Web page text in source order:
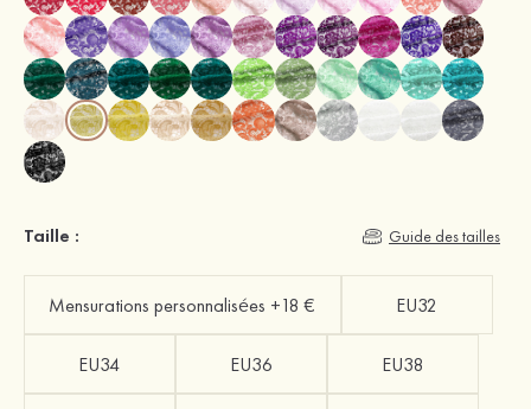
Taille : Guide des tailles
Mensurations personnalisées +18 € EU32
EU34 EU36 EU38